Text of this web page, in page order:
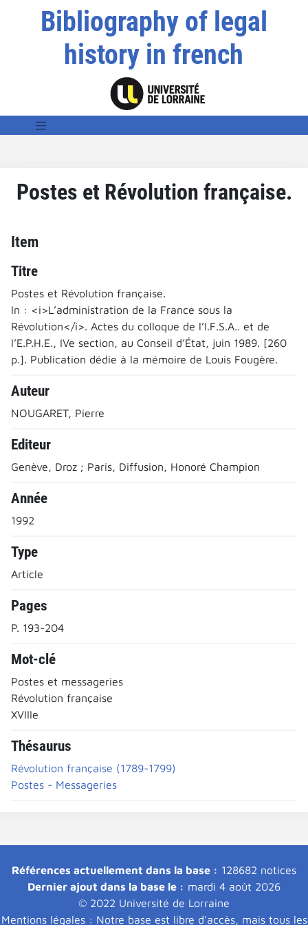
Bibliography of legal
history in french
Postes et Révolution française.
Item
Titre
Postes et Révolution française.
In : <i>L’administration de la France sous la
Révolution</i>. Actes du colloque de l’I.F.S.A.. et de
l’E.P.H.E., IVe section, au Conseil d’État, juin 1989. [260
p.]. Publication dédie à la mémoire de Louis Fougère.
Auteur
NOUGARET, Pierre
Editeur
Genève, Droz ; Paris, Diffusion, Honoré Champion
Année
1992
Type
Article
Pages
P. 193-204
Mot-clé
Postes et messageries
Révolution française
XVIIIe
Thésaurus
Révolution française (1789-1799)
Postes - Messageries
Références actuellement dans la base : 128682 notices
Dernier ajout dans la base le : mardi 4 août 2026
© 2022 Université de Lorraine
Mentions légales : Notre base est libre d'accès, mais tous les